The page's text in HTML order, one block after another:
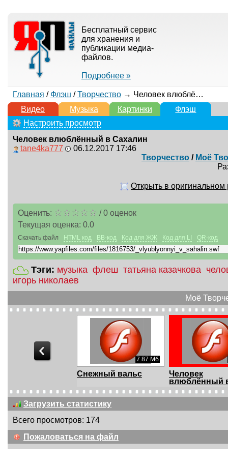
Бесплатный сервис
для хранения и
публикации медиа-
файлов.
Подробнее »
Главная / Флэш /Творчество→ Человек влюблённый в Сахалин
Видео
Музыка Картинки
Флэш
Настроить просмотр
Человек влюблённый в Сахалин
tane4ka777
06.12.2017 17:46
Творчество / Моё
Открыть в оригинальном
Оценить: /0оценок
Текущая оценка: 0.0
Скачать файл HTML код BB-код Код для ЖЖ Код для LI QR-код
Тэги: музыка флеш татьяна казачкова
игорь николаев
Моё
1.52 Мб 7.87 Мб
Снежный вальс
Человек
влюблённый
Сахалин
Загрузить статистику
Всего просмотров: 174
Пожаловаться на файл